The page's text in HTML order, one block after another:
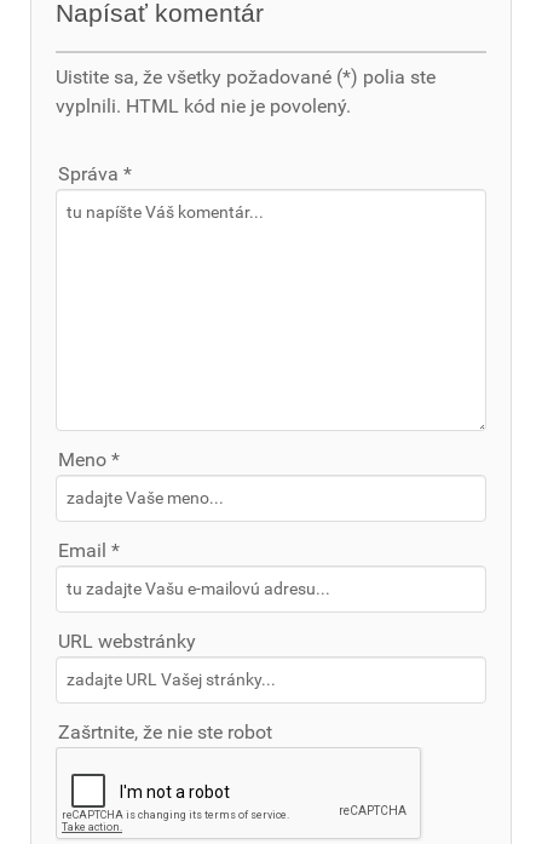
Napísať komentár
Uistite sa, že všetky požadované (*) polia ste
vyplnili. HTML kód nie je povolený.
Správa *
Meno *
Email *
URL webstránky
Zašrtnite, že nie ste robot